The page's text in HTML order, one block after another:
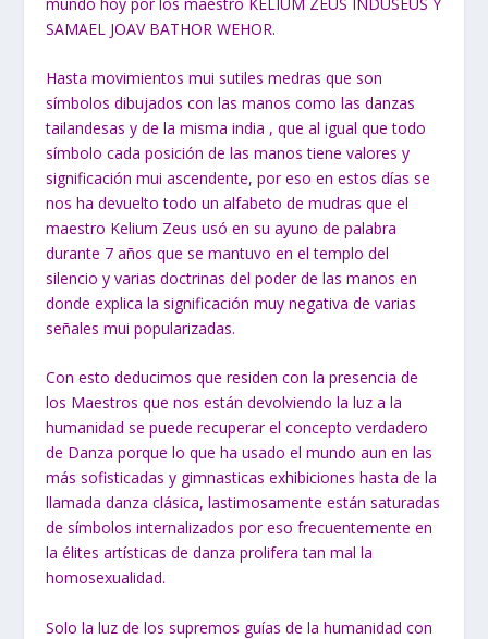
SAMAEL JOAV BATHOR WEHOR.
Hasta movimientos mui sutiles medras que son
símbolos dibujados con las manos como las danzas
tailandesas y de la misma india , que al igual que todo
símbolo cada posición de las manos tiene valores y
significación mui ascendente, por eso en estos días se
nos ha devuelto todo un alfabeto de mudras que el
maestro Kelium Zeus usó en su ayuno de palabra
durante 7 años que se mantuvo en el templo del
silencio y varias doctrinas del poder de las manos en
donde explica la significación muy negativa de varias
señales mui popularizadas.
Con esto deducimos que residen con la presencia de
los Maestros que nos están devolviendo la luz a la
humanidad se puede recuperar el concepto verdadero
de Danza porque lo que ha usado el mundo aun en las
más sofisticadas y gimnasticas exhibiciones hasta de la
llamada danza clásica, lastimosamente están saturadas
de símbolos internalizados por eso frecuentemente en
la élites artísticas de danza prolifera tan mal la
homosexualidad.
Solo la luz de los supremos guías de la humanidad con